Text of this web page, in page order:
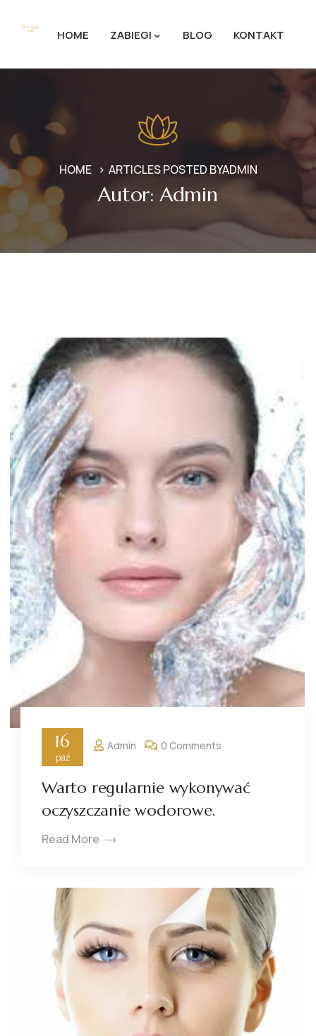
HOME ZABIEGI BLOG KONTAKT
HOME ARTICLES POSTED BYADMIN
Autor:Admin
16
paź
Admin 0 Comments
Warto regularnie wykonywać
oczyszczanie wodorowe.
Read More